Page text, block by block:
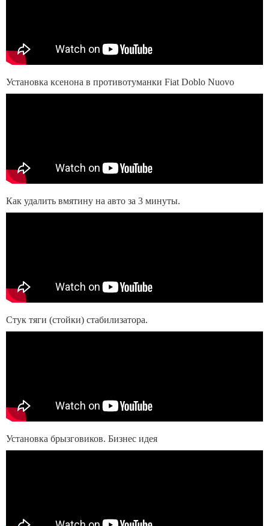
Установка ксенона в противотуманки Fiat Doblo Nuovo
Как удалить вмятину на авто за 3 минуты.
Стук тяги (стойки) стабилизатора.
Установка брызговиков. Бизнес идея